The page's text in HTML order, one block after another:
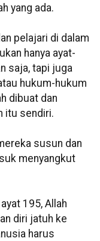
yang ada.
pelajari di dalam
hanya ayat-
saja, tapi juga
hukum-hukum
dibuat dan
itu sendiri.
susun dan
menyangkut
195, Allah
diri jatuh ke
harus